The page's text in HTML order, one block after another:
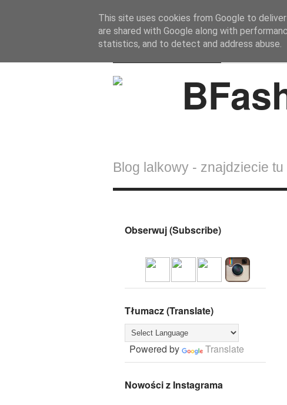
BFashions
Blog lalkowy - znajdziecie
Obserwuj (Subscribe)
Tłumacz (Translate)
Powered by Translate
Nowości z Instagrama
This site uses cookies from Google to
are shared with Google along with
statistics, and to detect and address abuse.